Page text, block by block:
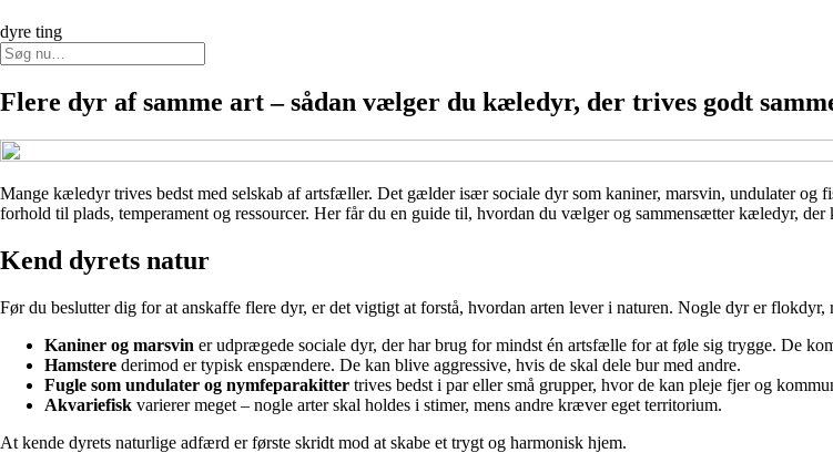
dyre ting
Flere dyr af samme art – sådan vælger du kæledyr, der trives godt
Mange kæledyr trives bedst med selskab af artsfæller. Det gælder især sociale dyr som kaniner, marsvin, undulater og
forhold til plads, temperament og ressourcer. Her får du en guide til, hvordan du vælger og sammensætter kæledyr, der
Kend dyrets natur
Før du beslutter dig for at anskaffe flere dyr, er det vigtigt at forstå, hvordan arten lever i naturen. Nogle dyr er
Kaniner og marsvin er udprægede sociale dyr, der har brug for mindst én artsfælle for at føle sig trygge. De
Hamstere derimod er typisk enspændere. De kan blive aggressive, hvis de skal dele bur med andre.
Fugle som undulater og nymfeparakitter trives bedst i par eller små grupper, hvor de kan pleje fjer og
Akvariefisk varierer meget – nogle arter skal holdes i stimer, mens andre kræver eget territorium.
At kende dyrets naturlige adfærd er første skridt mod at skabe et trygt og harmonisk hjem.